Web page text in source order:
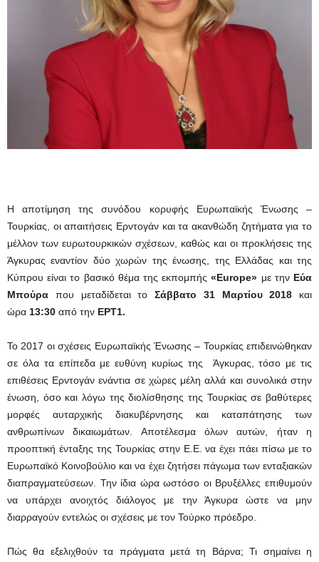
Η αποτίμηση της συνόδου κορυφής Ευρωπαϊκής Ένωσης –
Τουρκίας, οι απαιτήσεις Ερντογάν και τα ακανθώδη ζητήματα για το
μέλλον των ευρωτουρκικών σχέσεων, καθώς και οι προκλήσεις της
Άγκυρας εναντίον δύο χωρών της ένωσης, της Ελλάδας και της
Κύπρου είναι το βασικό θέμα της εκπομπής«Europe» με την Εύα
Μπούρα που μεταδίδεται το Σάββατο 31 Μαρτίου 2018 και
ώρα 13:30 από την ΕΡΤ1.
Το 2017 οι σχέσεις Ευρωπαϊκής Ένωσης – Τουρκίας επιδεινώθηκαν
σε όλα τα επίπεδα με ευθύνη κυρίως της Άγκυρας, τόσο με τις
επιθέσεις Ερντογάν ενάντια σε χώρες μέλη αλλά και συνολικά στην
ένωση, όσο και λόγω της διολίσθησης της Τουρκίας σε βαθύτερες
μορφές αυταρχικής διακυβέρνησης και καταπάτησης των
ανθρωπίνων δικαιωμάτων. Αποτέλεσμα όλων αυτών, ήταν η
προοπτική ένταξης της Τουρκίας στην Ε.Ε. να έχει πάει πίσω με το
Ευρωπαϊκό Κοινοβούλιο και να έχει ζητήσει πάγωμα των ενταξιακών
διαπραγματεύσεων. Την ίδια ώρα ωστόσο οι Βρυξέλλες επιθυμούν
να υπάρχει ανοιχτός διάλογος με την Άγκυρα ώστε να μην
διαρραγούν εντελώς οι σχέσεις με τον Τούρκο πρόεδρο.
Πώς θα εξελιχθούν τα πράγματα μετά τη Βάρνα; Τι σημαίνει η